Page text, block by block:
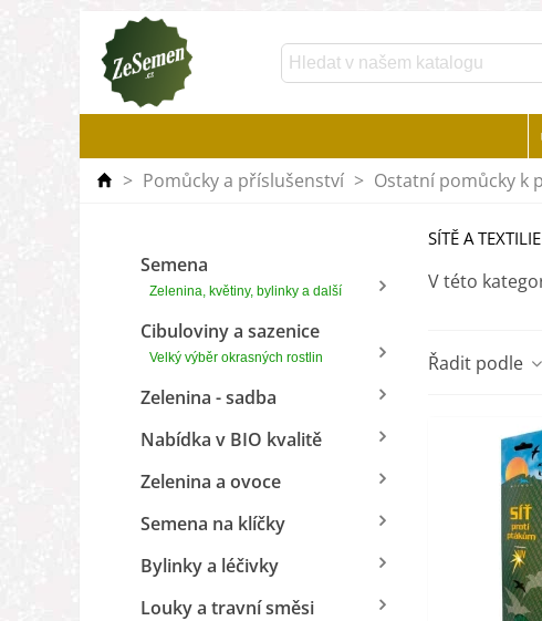
> Pomůcky a příslušenství > Ostatní pomůcky k
Semena
Zelenina, květiny, bylinky a další
Cibuloviny a sazenice
Velký výběr okrasných rostlin
Zelenina - sadba
Nabídka v BIO kvalitě
Zelenina a ovoce
Semena na klíčky
Bylinky a léčivky
Louky a travní směsi
SÍTĚ A TEXTILIE
V této
Řadit podle